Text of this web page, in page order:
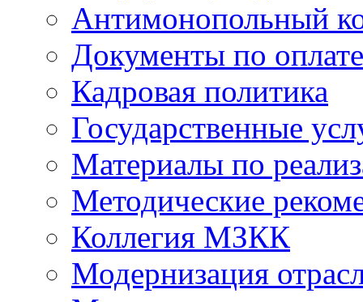
Антимонопольный
Документы по
Кадровая политика
Государственные
Материалы по
Методические
Коллегия МЗКК
Модернизация